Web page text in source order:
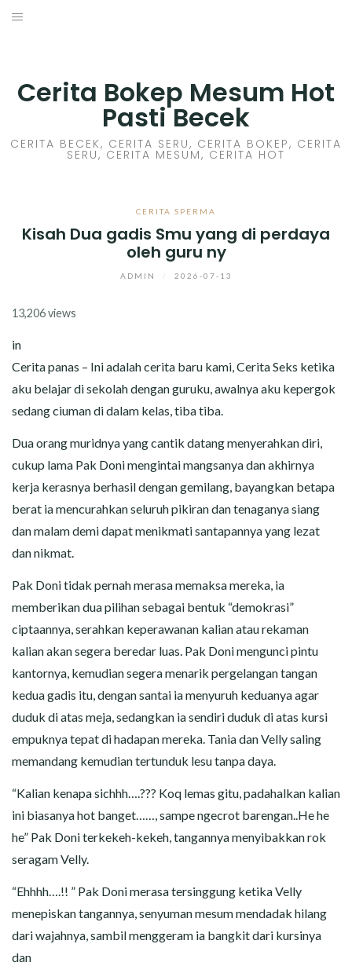
Skip
Cerita Bokep Mesum Hot
Pasti Becek
CERITA BECEK, CERITA SERU, CERITA BOKEP, CERITA
SERU, CERITA MESUM, CERITA HOT
CERITA SPERMA
Kisah Dua gadis Smu yang di perdaya
oleh guru ny
ADMIN 2026-07-13
13,206 views
in
Cerita panas – Ini adalah cerita baru kami, Cerita Seks ketika
aku belajar di sekolah dengan guruku, awalnya aku kepergok
sedang ciuman di dalam kelas, tiba tiba.
Dua orang muridnya yang cantik datang menyerahkan diri,
cukup lama Pak Doni mengintai mangsanya dan akhirnya
kerja kerasnya berhasil dengan gemilang, bayangkan betapa
berat ia mencurahkan seluruh pikiran dan tenaganya siang
dan malam demi dapat menikmati santapannya yang lezat
dan nikmat.
Pak Doni tidak pernah merasa memaksa mereka, ia
memberikan dua pilihan sebagai bentuk “demokrasi”
ciptaannya, serahkan keperawanan kalian atau rekaman
kalian akan segera beredar luas. Pak Doni mengunci pintu
kantornya, kemudian segera menarik pergelangan tangan
kedua gadis itu, dengan santai ia menyuruh keduanya agar
duduk di atas meja, sedangkan ia sendiri duduk di atas kursi
empuknya tepat di hadapan mereka. Tania dan Velly saling
memandang kemudian tertunduk lesu tanpa daya.
“Kalian kenapa sichhh….??? Koq lemas gitu, padahalkan kalian
ini biasanya hot banget……, sampe ngecrot barengan..He he
he” Pak Doni terkekeh-kekeh, tangannya menyibakkan rok
seragam Velly.
“Ehhhh….!! ” Pak Doni merasa tersinggung ketika Velly
menepiskan tangannya, senyuman mesum mendadak hilang
dari wajahnya, sambil menggeram ia bangkit dari kursinya
dan
CERITA SEX HOT
CERITA SKANDAL
CERITA BASAH
CERITA NAKAL
CERITA SPERMA
CERITA ANAK TIRI
CERITA HOT MAMA
CERITA TANTE SEXY
CERITA ISTRI SELINGKUH
CARA NGIKLAN DI CERITAGILA.COM?